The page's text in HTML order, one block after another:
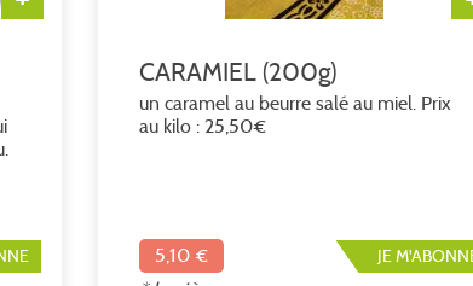
CARAMIEL (200g)
un caramel au beurre salé au miel. Prix
au kilo : 25,50€
JE
5,10 €